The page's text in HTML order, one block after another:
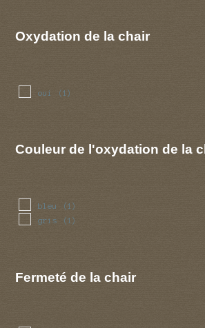
Oxydation de la chair
oui (1)
Couleur de l'oxydation de la
bleu (1)
gris (1)
Fermeté de la chair